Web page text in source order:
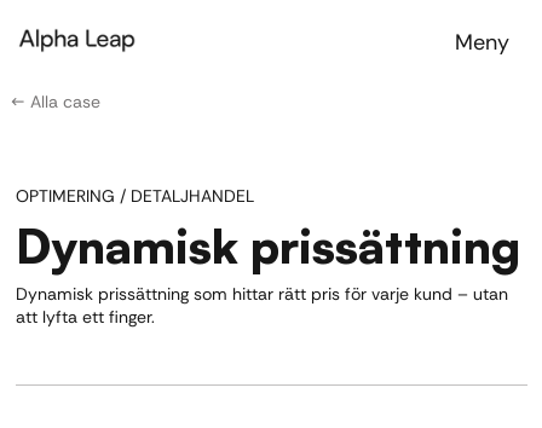
Meny
← Alla case
OPTIMERING / DETALJHANDEL
Dynamisk prissättning
Dynamisk prissättning som hittar rätt pris för varje kund – utan
att lyfta ett finger.